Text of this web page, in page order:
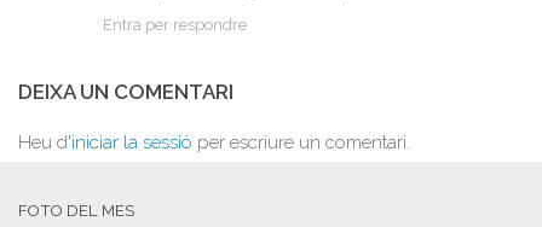
Entra per respondre
DEIXA UN COMENTARI
Heu d'iniciar la sessió per escriure un comentari.
FOTO DEL MES